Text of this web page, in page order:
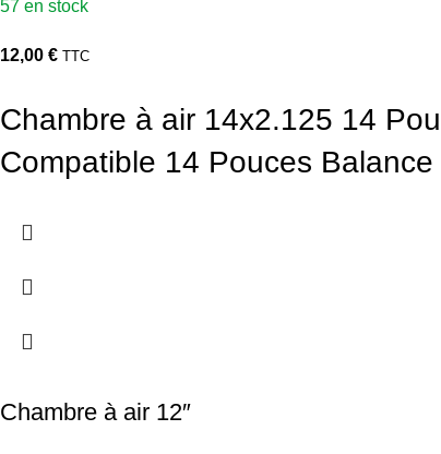
57 en stock
12,00 € TTC
Chambre à air 14x2.125 14
Compatible 14 Pouces Balance
Chambre à air 12″